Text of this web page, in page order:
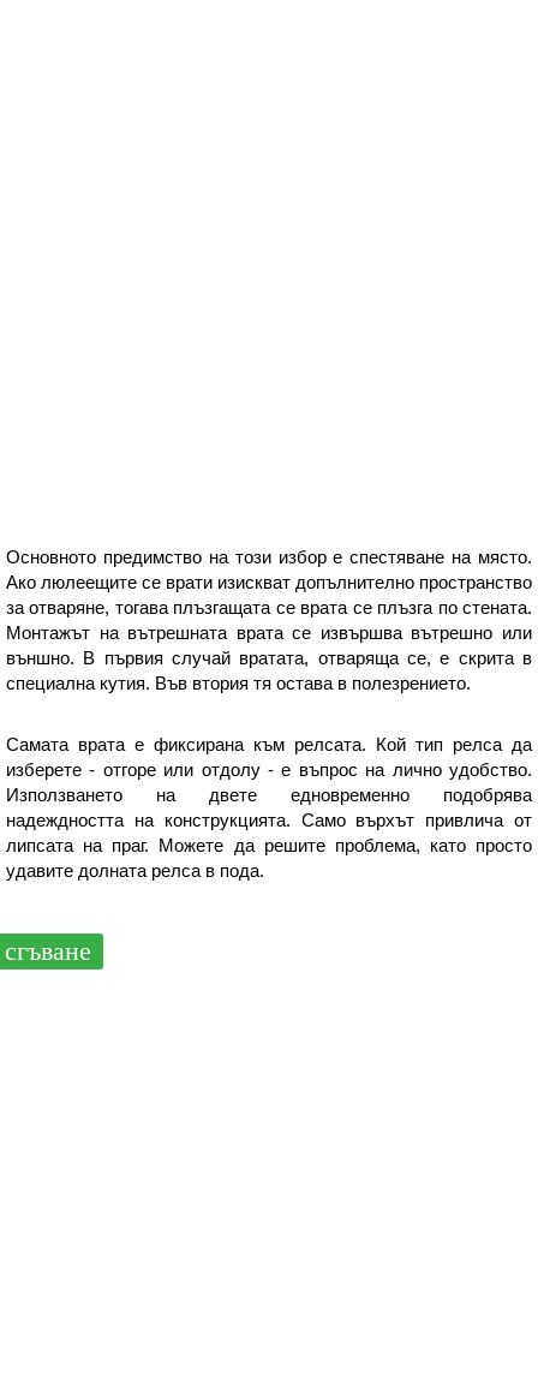
Основното предимство на този избор е спестяване на място.
Ако люлеещите се врати изискват допълнително пространство
за отваряне, тогава плъзгащата се врата се плъзга по стената.
Монтажът на вътрешната врата се извършва вътрешно или
външно. В първия случай вратата, отваряща се, е скрита в
специална кутия. Във втория тя остава в полезрението.
Самата врата е фиксирана към релсата. Кой тип релса да
изберете - отгоре или отдолу - е въпрос на лично удобство.
Използването на двете едновременно подобрява
надеждността на конструкцията. Само върхът привлича от
липсата на праг. Можете да решите проблема, като просто
удавите долната релса в пода.
сгъване